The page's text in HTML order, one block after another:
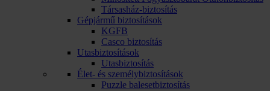
Társasház-biztosítás
Gépjármű biztosítások
KGFB
Casco biztosítás
Utasbiztosítások
Utasbiztosítás
Élet- és személybiztosítások
Puzzle balesetbiztosítás